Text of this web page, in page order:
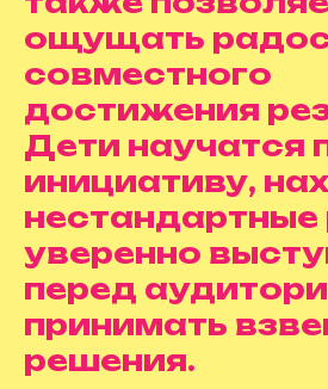
ощущать
совместного
достижения
Дети научатся
инициативу,
нестандартные
уверенно
перед
принимать
решения.